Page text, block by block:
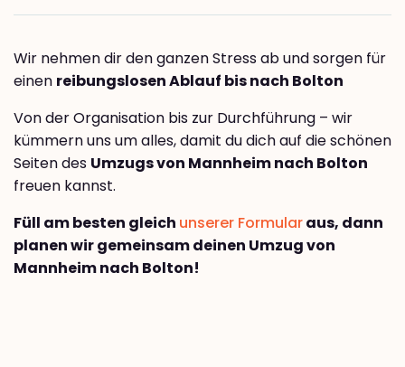
Wir nehmen dir den ganzen Stress ab und sorgen für
einen reibungslosen Ablauf bis nach Bolton
Von der Organisation bis zur Durchführung – wir
kümmern uns um alles, damit du dich auf die schönen
Seiten des Umzugs von Mannheim nach Bolton
freuen kannst.
Füll am besten gleich unserer Formularaus, dann
planen wir gemeinsam deinen Umzug von
Mannheim nach Bolton!